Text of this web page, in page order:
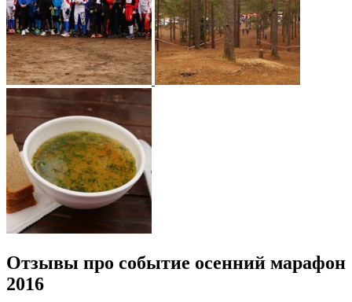
Отзывы про событие осенний марафон
2016